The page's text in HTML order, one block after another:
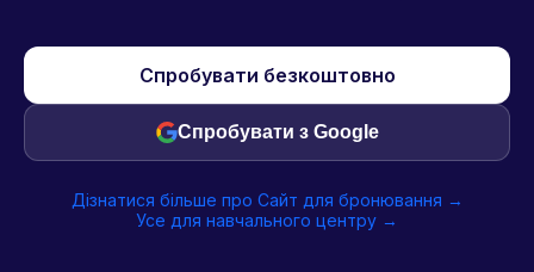
Спробувати безкоштовно
Спробувати з Google
Дізнатися більше про Сайт для бронювання →
Усе для навчального центру →